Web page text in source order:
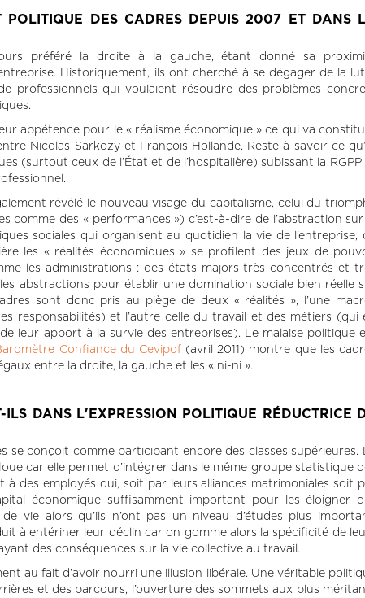
POLITIQUE DES CADRES DEPUIS 2007 ET DANS
préféré la droite à la gauche, étant donné sa
Historiquement, ils ont cherché à se dégager de la
professionnels qui voulaient résoudre des problèmes
appétence pour le « réalisme économique » ce qui va
Nicolas Sarkozy et François Hollande. Reste à savoir ce
(surtout ceux de l’État et de l’hospitalière) subissant la RGPP
révélé le nouveau visage du capitalisme, celui du
comme des « performances ») c’est-à-dire de l’abstraction
sociales qui organisent au quotidien la vie de l’entreprise,
les « réalités économiques » se profilent des jeux de
les administrations : des états-majors très concentrés et
abstractions pour établir une domination sociale bien réelle
sont donc pris au piège de deux « réalités », l’une
responsabilités) et l’autre celle du travail et des métiers (qui
leur apport à la survie des entreprises). Le malaise politique
Confiance du Cevipof(avril 2011) montre que les
entre la droite, la gauche et les « ni-ni ».
ILS DANS L'EXPRESSION POLITIQUE RÉDUCTRICE
se conçoit comme participant encore des classes supérieures.
car elle permet d’intégrer dans le même groupe statistique
des employés qui, soit par leurs alliances matrimoniales soit
économique suffisamment important pour les éloigner
vie alors qu’ils n’ont pas un niveau d’études plus
à entériner leur déclin car on gomme alors la spécificité de
des conséquences sur la vie collective au travail.
au fait d’avoir nourri une illusion libérale. Une véritable
et des parcours, l’ouverture des sommets aux plus